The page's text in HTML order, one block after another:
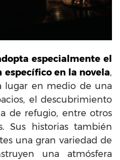
especialmente el
en la novela,
lugar en medio de una
el descubrimiento
de refugio, entre otros
Sus historias también
una gran variedad de
una atmósfera